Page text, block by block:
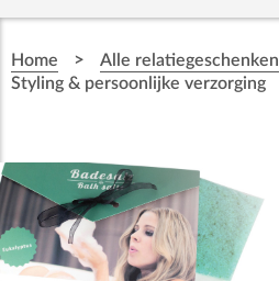
Home > Alle relatiegeschenken
Styling & persoonlijke verzorging